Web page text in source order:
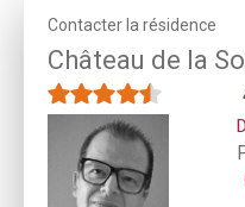
Contacter la résidence
Château de la